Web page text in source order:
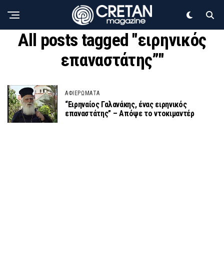
All posts tagged "ειρηνικός
επαναστάτης”"
ΑΦΙΕΡΩΜΑΤΑ
“Ειρηναίος Γαλανάκης, ένας ειρηνικός
επαναστάτης” – Απόψε το ντοκιμαντέρ